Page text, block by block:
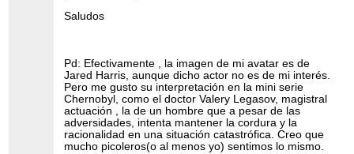
Saludos
Pd: Efectivamente , la imagen de mi avatar es de
Jared Harris, aunque dicho actor no es de mi interés.
Pero me gusto su interpretación en la mini serie
Chernobyl, como el doctor Valery Legasov, magistral
actuación , la de un hombre que a pesar de las
adversidades, intenta mantener la cordura y la
racionalidad en una situación catastrófica. Creo que
mucho picoleros(o al menos yo) sentimos lo mismo.